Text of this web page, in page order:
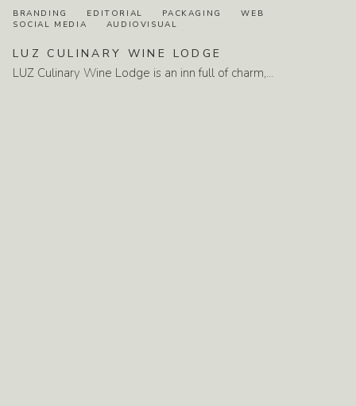
BRANDING EDITORIAL PACKAGING
WEB
SOCIAL MEDIA
AUDIOVISUAL
LUZ CULINARY WINE LODGE
LUZ Culinary Wine Lodge is an inn full of charm,…